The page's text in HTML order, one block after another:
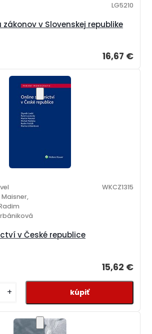
zákonov v Slovenskej republike
LG5210
16,67 €
v České republice
WKCZ1315
15,62 €
+